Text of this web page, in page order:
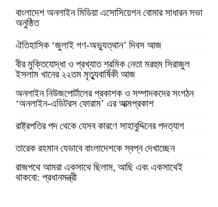
বাংলাদেশ অনলাইন মিডিয়া এসোসিয়েশন বোমার সাধারন সভা
অনুষ্ঠিত
ঐতিহাসিক ‘জুলাই গণ-অভ্যুত্থান’ দিবস আজ
বীর মুক্তিযোদ্ধা ও প্রখ্যাত শ্রমিক নেতা মরহুম সিরাজুল
ইসলাম খানের ২২তম মৃত্যুবার্ষিকী আজ
অনলাইন নিউজপোর্টালের প্রকাশক ও সম্পাদকদের সংগঠন
‘অনলাইন-এডিটরস ফোরাম’ এর আত্মপ্রকাশ
রাষ্ট্রপতির পদ থেকে যেসব কারণে সাহাবুদ্দিনের পদত্যাগ
তারেক রহমান যেভাবে বাংলাদেশকে স্বপ্ন দেখাচ্ছেন
রাজপথে আমরা একসাথে ছিলাম, আছি এবং একসাথেই
থাকবো: প্রধানমন্ত্রী